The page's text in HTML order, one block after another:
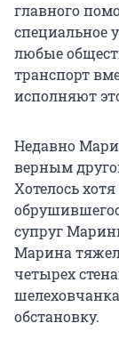
главного
специальное
любые
транспорт
исполняют
Недавно
верным
Хотелось
супруг
Марина
четырех
обстановку.